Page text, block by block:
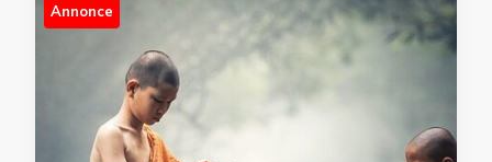
Annonce